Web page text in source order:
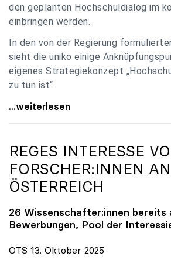
den geplanten Hochschuldialog im
einbringen werden.
In den von der Regierung
sieht die uniko einige
eigenes Strategiekonzept
zu tun ist“.
Universitäten: Hochschulstrategie
...weiterlesen
REGES INTERESSE
FORSCHER:INNEN AN
ÖSTERREICH
26 Wissenschafter:innen bereits
Bewerbungen, Pool der
OTS 13. Oktober 2025